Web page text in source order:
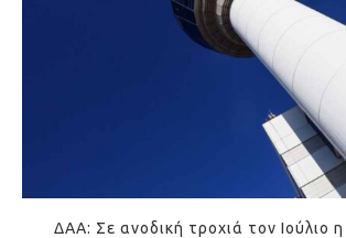
ΔΑΑ: Σε ανοδική τροχιά τον Ιούλιο η